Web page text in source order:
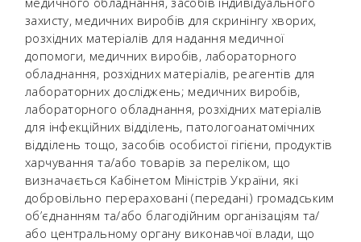
захисту, медичних виробів для скринінгу хворих,
розхідних матеріалів для надання медичної
допомоги, медичних виробів, лабораторного
обладнання, розхідних матеріалів, реагентів для
лабораторних досліджень; медичних виробів,
лабораторного обладнання, розхідних матеріалів
для інфекційних відділень, патологоанатомічних
відділень тощо, засобів особистої гігієни, продуктів
харчування та/або товарів за переліком, що
визначається Кабінетом Міністрів України, які
добровільно перераховані (передані) громадським
об’єднанням та/або благодійним організаціям та/
або центральному органу виконавчої влади, що